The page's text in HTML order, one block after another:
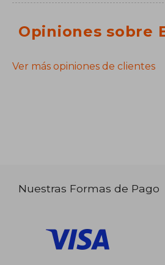
Opiniones sobre
Ver más opiniones de clientes
Nuestras Formas de Pago